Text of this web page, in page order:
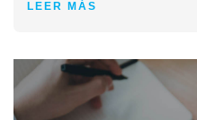
LEER MÁS